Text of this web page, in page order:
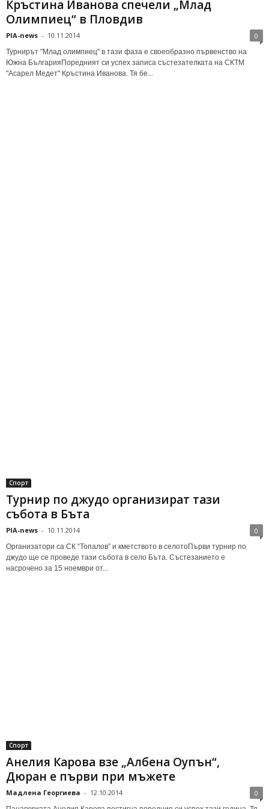
Кръстина Иванова спечели „Млад
Олимпиец“ в Пловдив
PIA-news - 10.11.2014 0
Турнирът "Млад олимпиец" в тази фаза е своеобразно първенство на
Южна БългарияПоредният си успех записа състезателката на СКТМ
"Асарел Медет" Кръстина Иванова. Тя бе...
Спорт
Турнир по джудо организират тази
събота в Бъта
PIA-news - 10.11.2014 0
Организатори са СК “Топалов” и кметството в селотоПърви турнир по
джудо ще се проведе тази събота в село Бъта. Състезанието е
насрочено за 15 ноември от...
Спорт
Анелия Карова взе „Албена Оупън“,
Дюран е първи при мъжете
Мадлена Георгиева - 12.10.2014 0